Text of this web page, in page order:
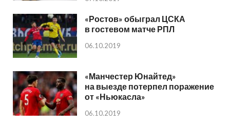
«Ростов» обыграл ЦСКА
в гостевом матче РПЛ
06.10.2019
«Манчестер Юнайтед»
на выезде потерпел поражение
от «Ньюкасла»
06.10.2019